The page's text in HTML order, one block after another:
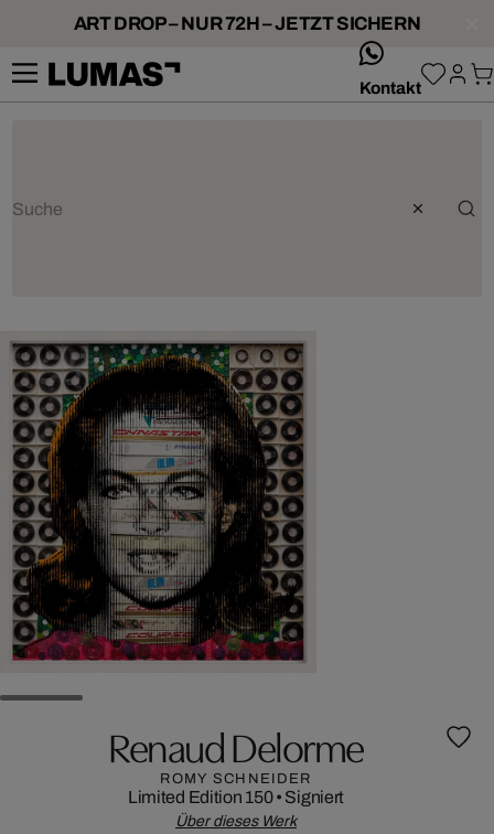
ART DROP – NUR 72H – JETZT SICHERN
Kontakt
Renaud Delorme
ROMY SCHNEIDER
Limited Edition 150• Signiert
Über dieses Werk